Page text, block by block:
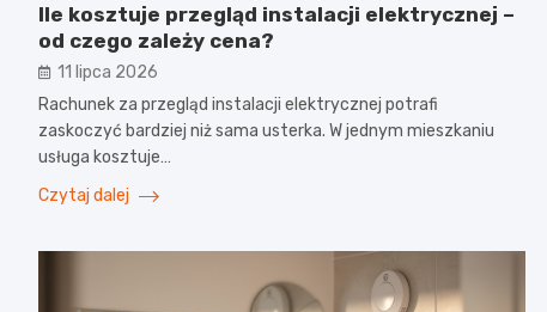
Ile kosztuje przegląd instalacji elektrycznej –
od czego zależy cena?
11 lipca 2026
Rachunek za przegląd instalacji elektrycznej potrafi
zaskoczyć bardziej niż sama usterka. W jednym mieszkaniu
usługa kosztuje…
Czytaj dalej